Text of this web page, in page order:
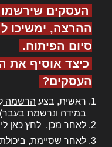
העסקים
ההרצה, ימשיכו
סיום הפיתוח.
כיצד אוסיף את
העסקים?
ראשית, בצע הרשמה
במידה ונרשמת
לאחר מכן, לחץ כאן
לאחר שסיימת,